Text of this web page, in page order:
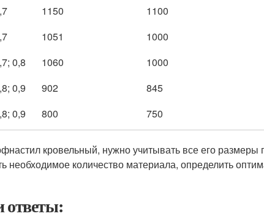
1150 1100
1051 1000
0,8 1060 1000
0,9 902 845
0,9 800 750
кровельный, нужно учитывать все его
необходимое количество материала, определить
ответы: